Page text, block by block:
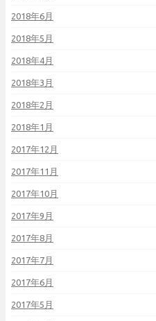
2018年6月
2018年5月
2018年4月
2018年3月
2018年2月
2018年1月
2017年12月
2017年11月
2017年10月
2017年9月
2017年8月
2017年7月
2017年6月
2017年5月